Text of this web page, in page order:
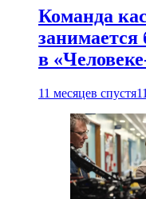
Команда
в
11 месяцев спустя